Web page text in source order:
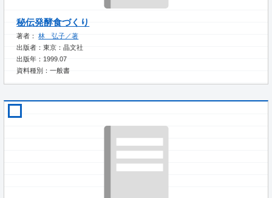
秘伝発酵食づくり
著者：林 弘子／著
出版者：東京：晶文社
出版年：1999.07
資料種別：一般書